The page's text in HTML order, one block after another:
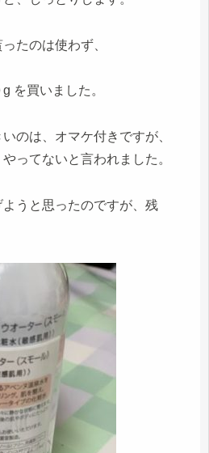
たのは使わず、
を買いました。
のは、オマケ付きですが、
ってないと言われました。
うと思ったのですが、残